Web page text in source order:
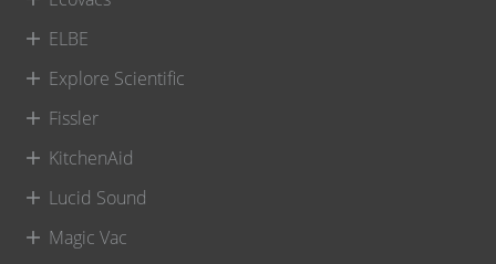
ELBE
Explore Scientific
Fissler
KitchenAid
Lucid Sound
Magic Vac